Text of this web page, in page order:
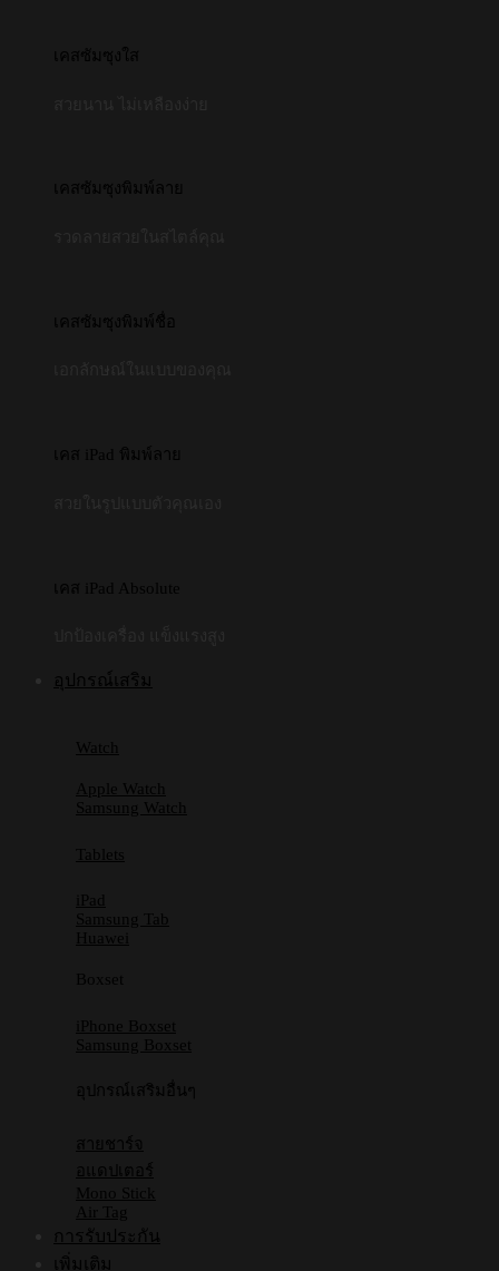
เคสซัมซุงใส
เคสซัมซุงพิมพ์ลาย
เคสซัมซุงพิมพ์ชื่อ
เคส iPad พิมพ์ลาย
เคส iPad Absolute
อุปกรณ์เสริม
Watch
Apple Watch
Samsung Watch
Tablets
iPad
Samsung Tab
Huawei
Boxset
iPhone Boxset
Samsung Boxset
อุปกรณ์เสริมอื่นๆ
สายชาร์จ
อแดปเตอร์
Mono Stick
Air Tag
การรับประกัน
เพิ่มเติม